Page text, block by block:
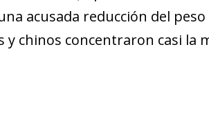
acusada reducción del
y chinos concentraron casi la